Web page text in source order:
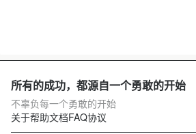
所有的成功，都源自一个勇敢的开始
不辜负每一个勇敢的开始
关于帮助文档FAQ协议